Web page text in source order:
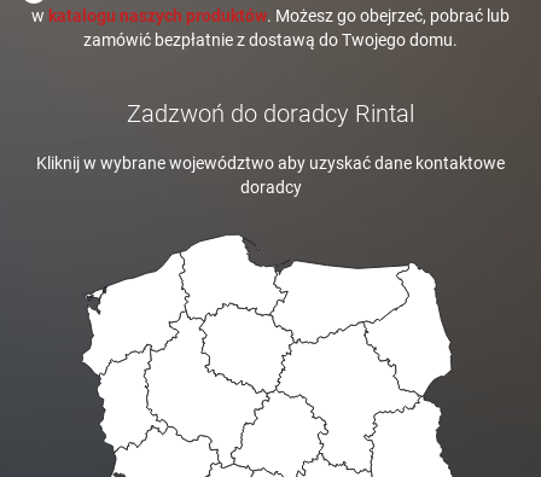
w katalogu naszych produktów. Możesz go obejrzeć, pobrać lub
zamówić bezpłatnie z dostawą do Twojego domu.
Zadzwoń do doradcy Rintal
Kliknij w wybrane województwo aby uzyskać dane kontaktowe
doradcy